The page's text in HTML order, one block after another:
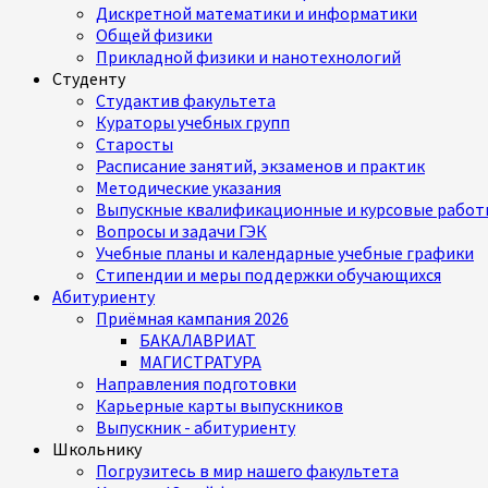
Дискретной математики и информатики
Общей физики
Прикладной физики и нанотехнологий
Студенту
Студактив факультета
Кураторы учебных групп
Старосты
Расписание занятий, экзаменов и практик
Методические указания
Выпускные квалификационные и курсовые
Вопросы и задачи ГЭК
Учебные планы и календарные учебные графики
Стипендии и меры поддержки обучающихся
Абитуриенту
Приёмная кампания 2026
БАКАЛАВРИАТ
МАГИСТРАТУРА
Направления подготовки
Карьерные карты выпускников
Выпускник - абитуриенту
Школьнику
Погрузитесь в мир нашего факультета